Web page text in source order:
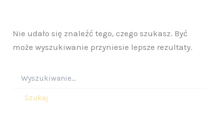
Nie udało się znaleźć tego, czego szukasz. Być
może wyszukiwanie przyniesie lepsze rezultaty.